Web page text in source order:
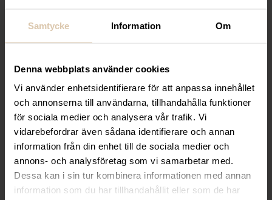
Samtycke Information Om
Denna webbplats använder cookies
Vi använder enhetsidentifierare för att anpassa innehållet
och annonserna till användarna, tillhandahålla funktioner
för sociala medier och analysera vår trafik. Vi
vidarebefordrar även sådana identifierare och annan
information från din enhet till de sociala medier och
annons- och analysföretag som vi samarbetar med.
Dessa kan i sin tur kombinera informationen med annan
information som du har tillhandahållit eller som de har
Lägg till i favoriter
Tumblerglas 58 Nonik
59cl Ø88mm H153mm
27kr
Lägg till i favoriter